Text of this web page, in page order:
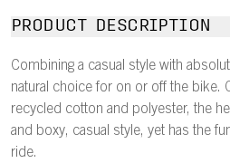
PRODUCT DESCRIPTION
Combining a casual style with
natural choice for on or off the bike.
recycled cotton and polyester, the
and boxy, casual style, yet has the
ride.